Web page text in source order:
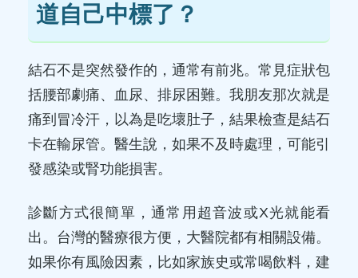
道自己中標了？
結石不是突然發作的，通常有前兆。常見症狀包
括腰部劇痛、血尿、排尿困難。我朋友那次就是
痛到冒冷汗，以為是吃壞肚子，結果檢查是結石
卡在輸尿管。醫生說，如果不及時處理，可能引
發感染或腎功能損害。
診斷方式很簡單，通常用超音波或X光就能看
出。台灣的醫療很方便，大醫院都有相關設備。
如果你有風險因素，比如家族史或常喝飲料，建